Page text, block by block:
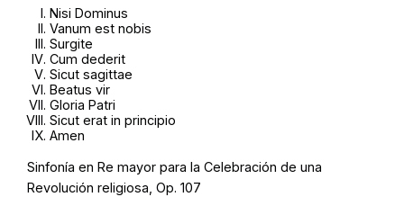
Nisi Dominus
Vanum est nobis
Surgite
Cum dederit
Sicut sagittae
Beatus vir
Gloria Patri
Sicut erat in principio
Amen
Sinfonía en Re mayor para la Celebración de una
Revolución religiosa, Op. 107